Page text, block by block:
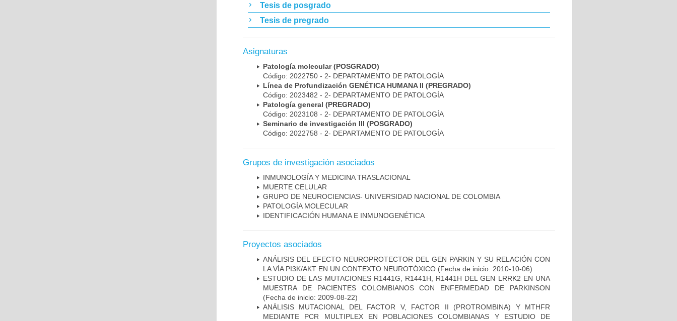
Tesis de posgrado
Tesis de pregrado
Asignaturas
Patología molecular (POSGRADO)
Código: 2022750 - 2- DEPARTAMENTO DE PATOLOGÍA
Línea de Profundización GENÉTICA HUMANA II (PREGRADO)
Código: 2023482 - 2- DEPARTAMENTO DE PATOLOGÍA
Patología general (PREGRADO)
Código: 2023108 - 2- DEPARTAMENTO DE PATOLOGÍA
Seminario de investigación III (POSGRADO)
Código: 2022758 - 2- DEPARTAMENTO DE PATOLOGÍA
Grupos de investigación asociados
INMUNOLOGÍA Y MEDICINA TRASLACIONAL
MUERTE CELULAR
GRUPO DE NEUROCIENCIAS- UNIVERSIDAD NACIONAL DE COLOMBIA
PATOLOGÍA MOLECULAR
IDENTIFICACIÓN HUMANA E INMUNOGENÉTICA
Proyectos asociados
ANÁLISIS DEL EFECTO NEUROPROTECTOR DEL GEN PARKIN Y SU RELACIÓN CON
LA VÍA PI3K/AKT EN UN CONTEXTO NEUROTÓXICO (Fecha de inicio: 2010-10-06)
ESTUDIO DE LAS MUTACIONES R1441G, R1441H, R1441H DEL GEN LRRK2 EN UNA
MUESTRA DE PACIENTES COLOMBIANOS CON ENFERMEDAD DE PARKINSON
(Fecha de inicio: 2009-08-22)
ANÁLISIS MUTACIONAL DEL FACTOR V, FACTOR II (PROTROMBINA) Y MTHFR
MEDIANTE PCR MULTIPLEX EN POBLACIONES COLOMBIANAS Y ESTUDIO DE